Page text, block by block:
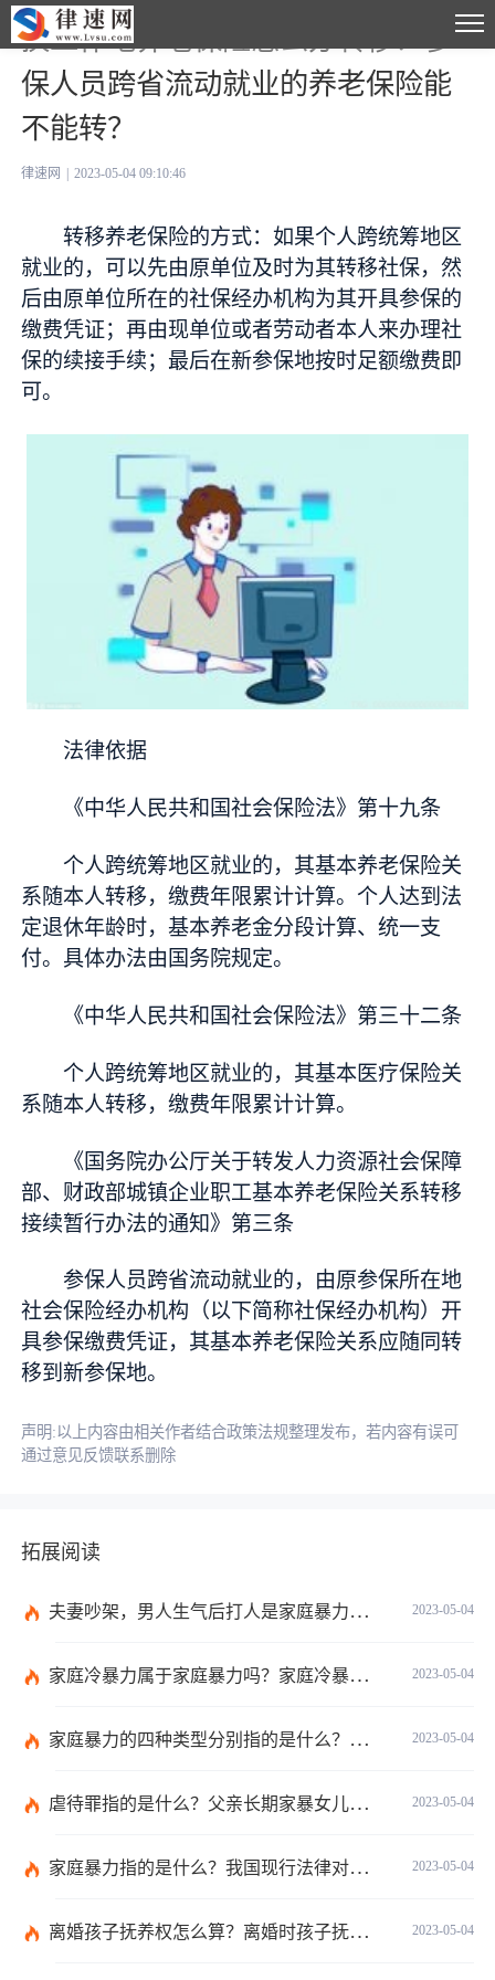
换工作地养老保险怎么办转移？参
保人员跨省流动就业的养老保险能
不能转？
律速网 2023-05-04 09:10:46
转移养老保险的方式：如果个人跨统筹地区
就业的，可以先由原单位及时为其转移社保，然
后由原单位所在的社保经办机构为其开具参保的
缴费凭证；再由现单位或者劳动者本人来办理社
保的续接手续；最后在新参保地按时足额缴费即
可。
法律依据
《中华人民共和国社会保险法》第十九条
个人跨统筹地区就业的，其基本养老保险关
系随本人转移，缴费年限累计计算。个人达到法
定退休年龄时，基本养老金分段计算、统一支
付。具体办法由国务院规定。
《中华人民共和国社会保险法》第三十二条
个人跨统筹地区就业的，其基本医疗保险关
系随本人转移，缴费年限累计计算。
《国务院办公厅关于转发人力资源社会保障
部、财政部城镇企业职工基本养老保险关系转移
接续暂行办法的通知》第三条
参保人员跨省流动就业的，由原参保所在地
社会保险经办机构（以下简称社保经办机构）开
具参保缴费凭证，其基本养老保险关系应随同转
移到新参保地。
声明:以上内容由相关作者结合政策法规整理发布，若内容有误可
通过意见反馈联系删除
拓展阅读
2023-05-04
夫妻吵架，男人生气后打人是家庭暴力吗？夫妻互相打架算不算家暴？
2023-05-04
家庭冷暴力属于家庭暴力吗？家庭冷暴力有什么特点？
2023-05-04
家庭暴力的四种类型分别指的是什么？对妇女实施家庭暴力怎么判刑？
2023-05-04
虐待罪指的是什么？父亲长期家暴女儿怎么判刑？
2023-05-04
家庭暴力指的是什么？我国现行法律对家庭暴力问题的规定有哪些？
2023-05-04
离婚孩子抚养权怎么算？离婚时孩子抚养权确定方式有哪些？